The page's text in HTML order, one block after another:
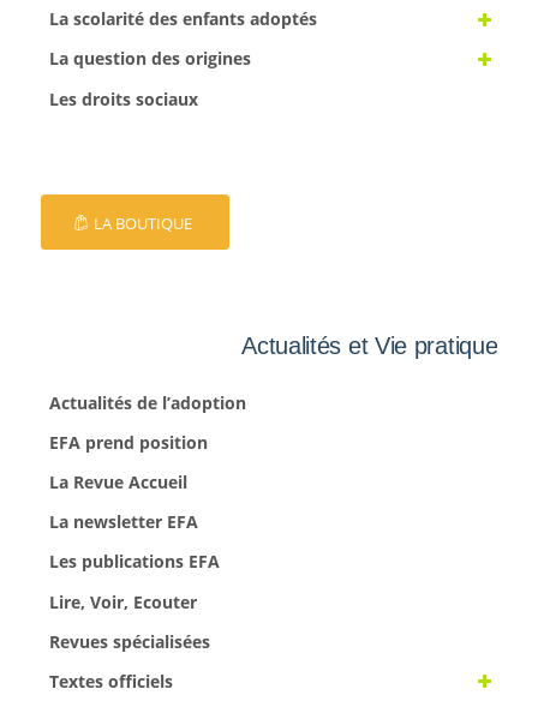
La scolarité des enfants adoptés
La question des origines
Les droits sociaux
LA BOUTIQUE
Actualités et Vie pratique
Actualités de l’adoption
EFA prend position
La Revue Accueil
La newsletter EFA
Les publications EFA
Lire, Voir, Ecouter
Revues spécialisées
Textes officiels